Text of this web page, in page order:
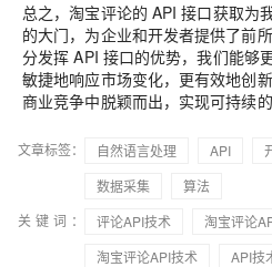
总之，淘宝评论的 API 接口获取为
的大门，为企业和开发者提供了前
分发挥 API 接口的优势，我们能够
敏捷地响应市场变化，更有效地创
商业竞争中脱颖而出，实现可持续的
文章标签： 自然语言处理 API
数据采集
算法
关键词：
评论API技术 淘宝评论
淘宝评论API技术
API技